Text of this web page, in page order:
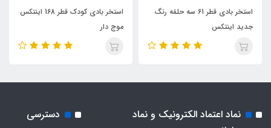
استخر بادی قطر 61 سه حلقه رنگ
جدید اینتکس
استخر بادی کودک قطر 168 اینتکس
موج دار
نماد اعتماد الکترونیک و نماد
دسترسی